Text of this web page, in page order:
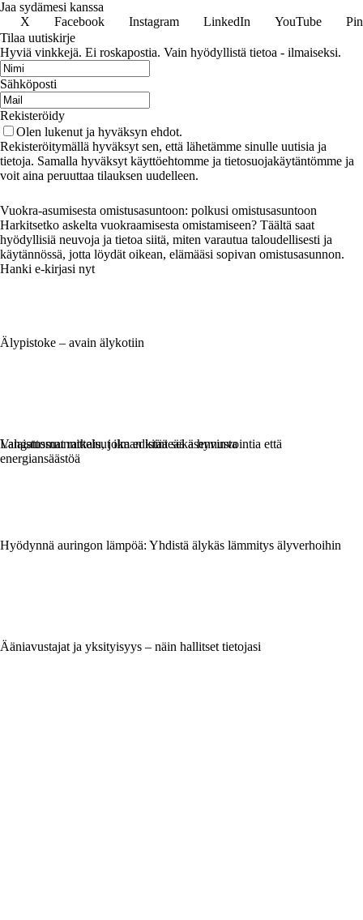
Jaa sydämesi kanssa
X
Facebook Instagram LinkedIn YouTube
Tilaa uutiskirje
Hyviä vinkkejä. Ei roskapostia. Vain hyödyllistä tietoa - ilmaiseksi.
Sähköposti
Rekisteröidy
Olen lukenut ja hyväksyn ehdot.
Rekisteröitymällä hyväksyt sen, että lähetämme sinulle uutisia ja
tietoja. Samalla hyväksyt käyttöehtomme ja tietosuojakäytäntömme ja
voit aina peruuttaa tilauksen uudelleen.
Vuokra-asumisesta omistusasuntoon: polkusi omistusasuntoon
Harkitsetko askelta vuokraamisesta omistamiseen? Täältä saat
hyödyllisiä neuvoja ja tietoa siitä, miten varautua taloudellisesti ja
käytännössä, jotta löydät oikean, elämääsi sopivan omistusasunnon.
Hanki e-kirjasi nyt
Älypistoke – avain älykotiin
Langattomat ratkaisut ilman kiinteää asennusta
Hyödynnä auringon lämpöä: Yhdistä älykäs lämmitys älyverhoihin
Ääniavustajat ja yksityisyys – näin hallitset tietojasi
Valaistussuunnittelu, joka edistää sekä hyvinvointia että
energiansäästöä